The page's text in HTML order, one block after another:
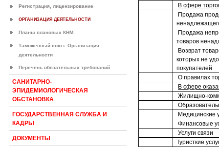
Регистрация, лицензирование
ОРГАНИЗАЦИЯ ДЕЯТЕЛЬНОСТИ
Планы плановых КНМ
Таможенный союз. Организация
деятельности
Перечень обязательных требований
САНИТАРНО-
ЭПИДЕМИОЛОГИЧЕСКАЯ
ОБСТАНОВКА
ГОСУДАРСТВЕННАЯ СЛУЖБА И
КАДРЫ
ДОКУМЕНТЫ
В сфере
Продажа
Продажа
товаров
Возврат
которых не
покупателей
О правилах
В сфере
Жилищно-
Медицинские
Финансовые
Услуги связи
Туристкие